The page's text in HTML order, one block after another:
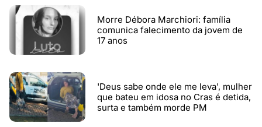
Morre Débora Marchiori: família
comunica falecimento da jovem de
17 anos
'Deus sabe onde ele me leva', mulher
que bateu em idosa no Cras é detida,
surta e também morde PM